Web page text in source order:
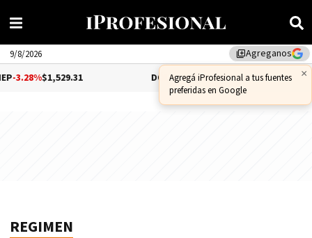
library_addAgreganos
9/8/2026
$1,529.31 DÓLAR CCL-1.25%$1,556.14
REGIMEN